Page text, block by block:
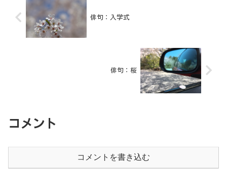
俳句：入学式
俳句：桜
コメント
コメントを書き込む